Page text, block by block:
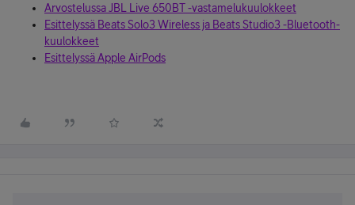
Arvostelussa JBL Live 650BT -vastamelukuulokkeet
Esittelyssä Beats Solo3 Wireless ja Beats Studio3 -Bluetooth-
kuulokkeet
Esittelyssä Apple AirPods